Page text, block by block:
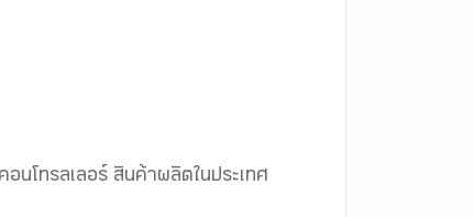
นโทรลเลอร์ สินค้าผลิตในประเทศ